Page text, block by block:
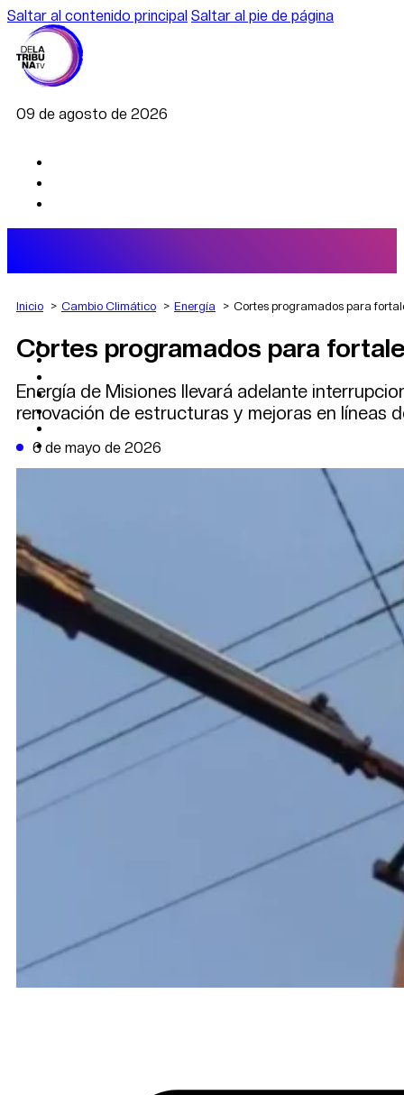
Saltar al contenido principal Saltar al pie de página
09 de agosto de 2026
AGRO
DEPORTES
POLÍTICA
CAMBIO CLIMÁTICO
DE LA TRIBUNA TV
Inicio Cambio Climático Energía Cortes programados para
Cortes programados para
Energía de Misiones llevará adelante
renovación de estructuras y mejoras en líneas
6 de mayo de 2026